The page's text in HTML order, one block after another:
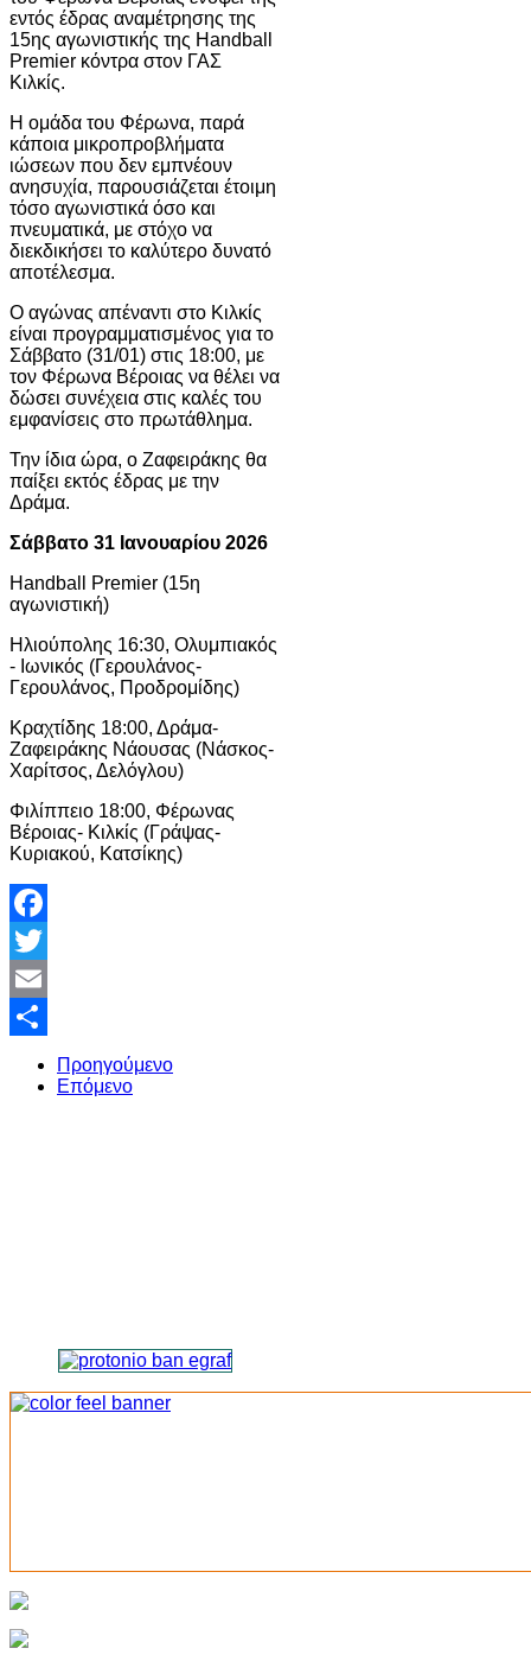
εντός έδρας αναμέτρησης της
15ης αγωνιστικής της Handball
Premier κόντρα στον ΓΑΣ
Κιλκίς.
Η ομάδα του Φέρωνα, παρά
κάποια μικροπροβλήματα
ιώσεων που δεν εμπνέουν
ανησυχία, παρουσιάζεται έτοιμη
τόσο αγωνιστικά όσο και
πνευματικά, με στόχο να
διεκδικήσει το καλύτερο δυνατό
αποτέλεσμα.
Ο αγώνας απέναντι στο Κιλκίς
είναι προγραμματισμένος για το
Σάββατο (31/01) στις 18:00, με
τον Φέρωνα Βέροιας να θέλει να
δώσει συνέχεια στις καλές του
εμφανίσεις στο πρωτάθλημα.
Την ίδια ώρα, ο Ζαφειράκης θα
παίξει εκτός έδρας με την
Δράμα.
Σάββατο 31 Ιανουαρίου 2026
Handball Premier (15η
αγωνιστική)
Ηλιούπολης 16:30, Ολυμπιακός
- Ιωνικός (Γερουλάνος-
Γερουλάνος, Προδρομίδης)
Κραχτίδης 18:00, Δράμα-
Ζαφειράκης Νάουσας (Νάσκος-
Χαρίτσος, Δελόγλου)
Φιλίππειο 18:00, Φέρωνας
Βέροιας- Κιλκίς (Γράψας-
Κυριακού, Κατσίκης)
Facebook
Twitter
Email
Share
Προηγούμενο
Επόμενο